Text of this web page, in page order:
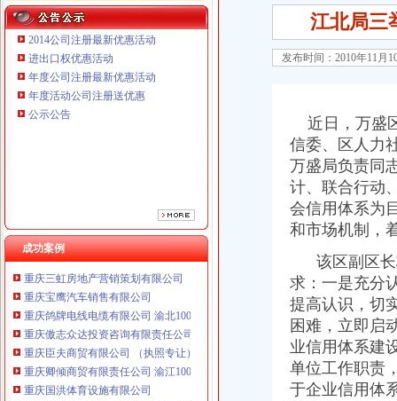
本站导航
2014公司注册最新优惠活动
进出口权优惠活动
年度公司注册最新优惠活动
年度活动公司注册送优惠
公示公告
成功案例
重庆鸽牌电线电缆有限公司 渝北10010万 (进出口权)
重庆傲志众达投资咨询有限责任公司 渝九1000万 （增资）
重庆海谛升进出口贸易有限公司 渝北100万 （进出口权）
重庆奕欣锦诚商贸有限公司 渝九50万 （工商注册）
重庆信同广告有限公司 渝沙50万 （工商注册）
重庆三虹房地产营销策划有限公司
重庆宝鹰汽车销售有限公司
重庆鸽牌电线电缆有限公司 渝北10010万 (进出口权)
重庆傲志众达投资咨询有限责任公司 渝九1000万 （增资）
重庆臣夫商贸有限公司 （执照专让）
重庆卿倾商贸有限责任公司 渝江100万 （工商注册）
重庆国洪体育设施有限公司
重庆星竣贸易有限责任公司 渝中100万 （进出口权）
江北局三
发布时间：2010年11月
近日，万盛
信委、区人力
万盛局负责同
计、联合行动
会信用体系为
和市场机制，
该区副区长
求：一是充分
提高认识，切
困难，立即启
业信用体系建
单位工作职责
于企业信用体